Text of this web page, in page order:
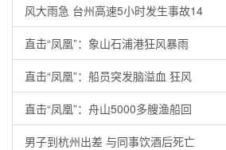
风大雨急 台州高速5小时发生事故14
直击“凤凰”：象山石浦港狂风暴雨
直击“凤凰”：船员突发脑溢血 狂风
直击“凤凰”：舟山5000多艘渔船回
男子到杭州出差 与同事饮酒后死亡